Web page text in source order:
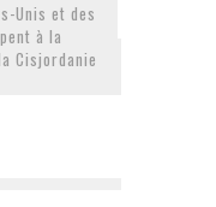
Unis et des
à la
Cisjordanie